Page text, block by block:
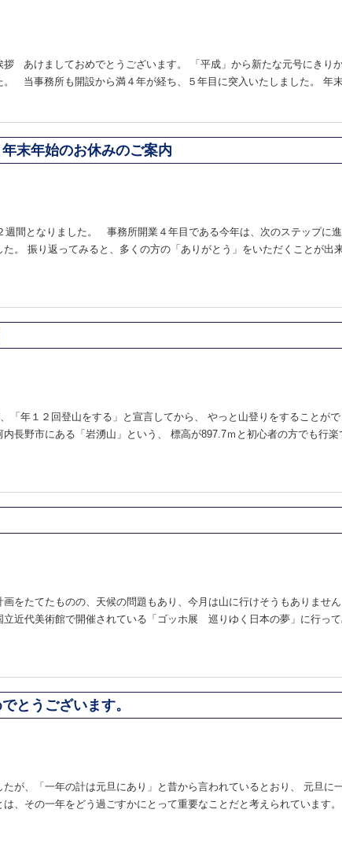
あけましておめでとうございます。 「平成」から新たな元号にきり
。 当事務所も開設から満４年が経ち、５年目に突入いたしました。 年
末年始のお休みのご案内
週間となりました。 事務所開業４年目である今年は、次のステップに
。 振り返ってみると、多くの方の「ありがとう」をいただくことが出来
「年１２回登山をする」と宣言してから、 やっと山登りをすることがで
長野市にある「岩湧山」という、 標高が897.7ｍと初心者の方でも行楽
をたてたものの、天候の問題もあり、今月は山に行けそうもありませ
近代美術館で開催されている「ゴッホ展 巡りゆく日本の夢」に行って
とうございます。
が、「一年の計は元旦にあり」と昔から言われているとおり、 元旦に
は、その一年をどう過ごすかにとって重要なことだと考えられています